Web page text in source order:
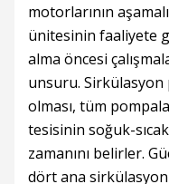
motorlarının
ünitesinin faaliyete
alma öncesi
unsuru. Sirkülasyon
olması, tüm
tesisinin soğuk-
zamanını belirler.
dört ana sirkülasyon